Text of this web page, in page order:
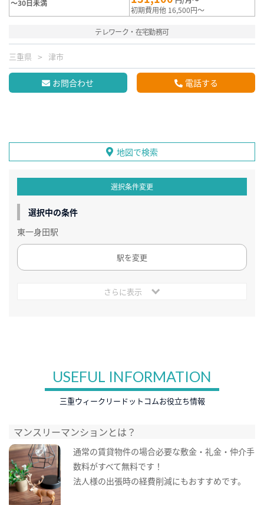
～30日未満
初期費用他 16,500円～
テレワーク・在宅勤務可
三重県 津市
お問合わせ 電話する
地図で検索
選択条件変更
選択中の条件
東一身田駅
駅を変更
さらに表示
USEFUL INFORMATION
三重ウィークリードットコムお役立ち情報
マンスリーマンションとは？
通常の賃貸物件の場合必要な敷金・礼金・仲介手
数料がすべて無料です！
法人様の出張時の経費削減にもおすすめです。